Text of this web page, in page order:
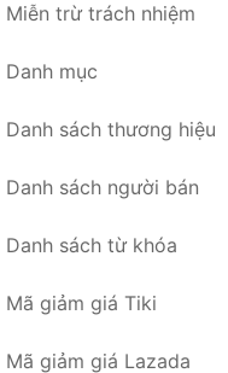
Miễn trừ trách nhiệm
Danh mục
Danh sách thương hiệu
Danh sách người bán
Danh sách từ khóa
Mã giảm giá Tiki
Mã giảm giá Lazada